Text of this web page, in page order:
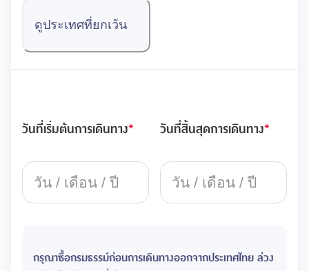
ดูประเทศที่ยกเว้น
วันที่เริ่มต้นการเดินทาง* วันที่สิ้นสุดการเดินทาง*
กรุณาซื้อกรมธรรม์ก่อนการเดินทางออกจากประเทศไทย ล่วง